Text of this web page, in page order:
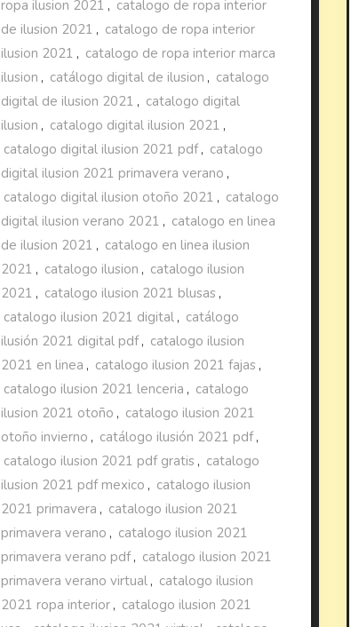
ropa ilusion 2021 , catalogo de ropa interior
de ilusion 2021 , catalogo de ropa interior
ilusion 2021 , catalogo de ropa interior marca
ilusion , catálogo digital de ilusion , catalogo
digital de ilusion 2021 , catalogo digital
ilusion , catalogo digital ilusion 2021 ,
catalogo digital ilusion 2021 pdf, catalogo
digital ilusion 2021 primavera verano ,
catalogo digital ilusion otoño 2021 , catalogo
digital ilusion verano 2021 , catalogo en linea
de ilusion 2021 , catalogo en linea ilusion
2021 , catalogo ilusion , catalogo ilusion
2021 , catalogo ilusion 2021 blusas ,
catalogo ilusion 2021 digital , catálogo
ilusión 2021 digital pdf, catalogo ilusion
2021 en linea , catalogo ilusion 2021 fajas ,
catalogo ilusion 2021 lenceria , catalogo
ilusion 2021 otoño , catalogo ilusion 2021
otoño invierno , catálogo ilusión 2021 pdf,
catalogo ilusion 2021 pdf gratis , catalogo
ilusion 2021 pdf mexico , catalogo ilusion
2021 primavera , catalogo ilusion 2021
primavera verano , catalogo ilusion 2021
primavera verano pdf, catalogo ilusion 2021
primavera verano virtual , catalogo ilusion
2021 ropa interior , catalogo ilusion 2021